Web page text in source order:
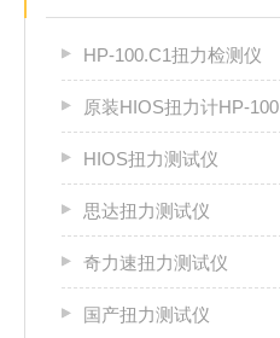
HP-100.C1扭力检测仪
原装HIOS扭力计HP-100
HIOS扭力测试仪
思达扭力测试仪
奇力速扭力测试仪
国产扭力测试仪